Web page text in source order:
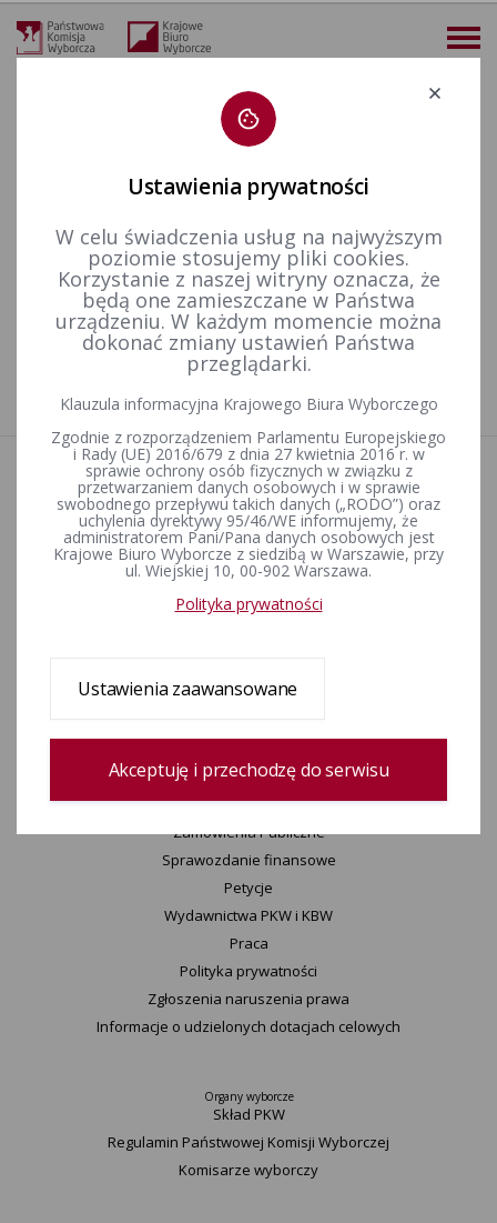
Deklaracja dostępności
więcej
Aktualności Uchwały w sprawie wezwania do usunięcia wad zawiadomienia o utworzeniu komitetu wyborczego
Nie znaleziono artykułów
Aktualności
Informacje
Wyjaśnienia, stanowiska, komunikaty
Uchwały
Konkurs „Wybieram Wybory”
Archiwum
Informacje KBW
Urzędnicy wyborczy
Statut K​BW
Zamówienia Publiczne
Sprawozdanie finansowe
Petycje
Wydawnictwa PKW i KBW
Praca
Polityka prywatności
Zgłoszenia naruszenia prawa
Informacje o udzielonych dotacjach celowych
Organy wyborcze
Skład PKW
Regulamin Państwowej Komisji Wyborczej
Komisarze wyborczy
Ustawienia prywatności
W celu świadczenia usług na najwyższym
poziomie stosujemy pliki cookies.
Korzystanie z naszej witryny oznacza, że
będą one zamieszczane w Państwa
urządzeniu. W każdym momencie można
dokonać zmiany ustawień Państwa
przeglądarki.
Klauzula informacyjna Krajowego Biura Wyborczego
Zgodnie z rozporządzeniem Parlamentu Europejskiego
i Rady (UE) 2016/679 z dnia 27 kwietnia 2016 r. w
sprawie ochrony osób fizycznych w związku z
przetwarzaniem danych osobowych i w sprawie
swobodnego przepływu takich danych („RODO”) oraz
uchylenia dyrektywy 95/46/WE informujemy, że
administratorem Pani/Pana danych osobowych jest
Krajowe Biuro Wyborcze z siedzibą w Warszawie, przy
ul. Wiejskiej 10, 00-902 Warszawa.
Polityka prywatności
Ustawienia zaawansowane
Akceptuję i przechodzę do serwisu